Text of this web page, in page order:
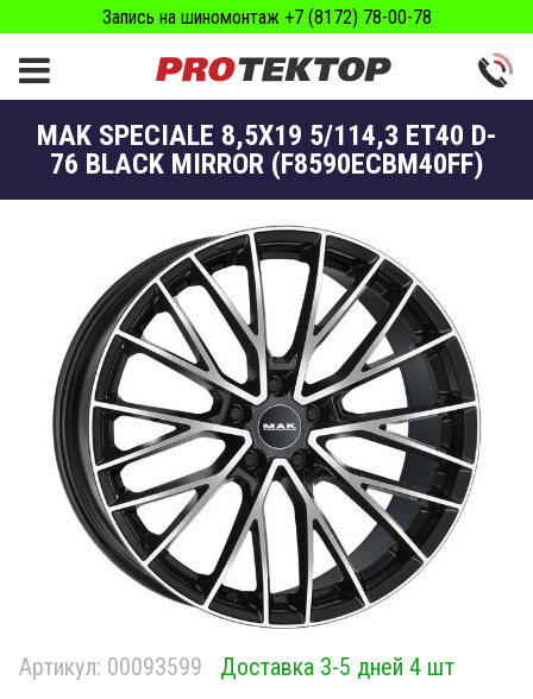
Запись на шиномонтаж +7 (8172) 78-00-78
MAK SPECIALE 8,5X19 5/114,3 ET40 D-
76 BLACK MIRROR (F8590ECBM40FF)
Артикул: 00093599 Доставка 3-5 дней 4 шт